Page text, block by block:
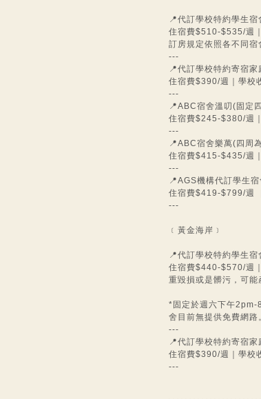
📍代訂學校特約學生
住宿費$510-$535/週
訂房規定依照各不同宿
---
📍代訂學校特約寄宿
住宿費$390/週｜學校
---
📍ABC宿舍溫叨(固定
住宿費$245-$380/週
---
📍ABC宿舍樂萬(四周
住宿費$415-$435/週
---
📍AGS機構代訂學生
住宿費$419-$799/週
---
﹝黃金海岸﹞
📍代訂學校特約學生
住宿費$440-$570/週
重毀損或是髒污，可能
*固定於週六下午2pm-
舍目前無提供免費網路
---
📍代訂學校特約寄宿
住宿費$390/週｜學校
---